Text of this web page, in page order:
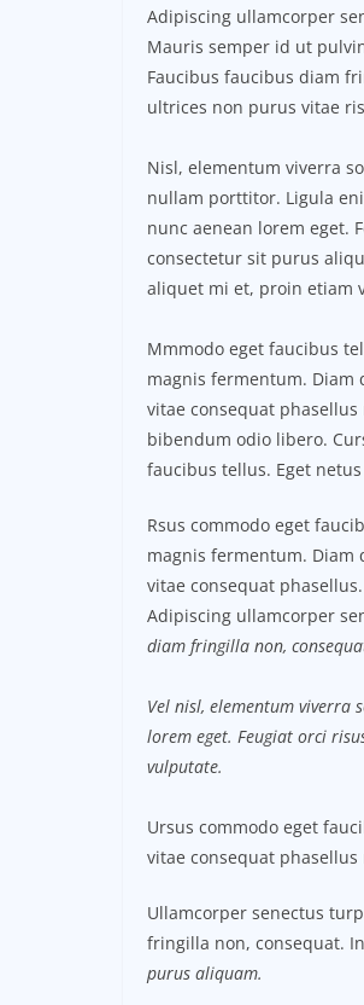
Adipiscing ullamcorper
Mauris semper id ut
Faucibus faucibus diam
ultrices non purus vitae
Nisl, elementum viverra
nullam porttitor. Ligula
nunc aenean lorem eget.
consectetur sit purus
aliquet mi et, proin etiam
Mmmodo eget faucibus
magnis fermentum. Diam
vitae consequat
bibendum odio libero.
faucibus tellus. Eget
Rsus commodo eget
magnis fermentum. Diam
vitae consequat phasellus.
Adipiscing ullamcorper
diam fringilla non,
Vel nisl, elementum viverra
lorem eget. Feugiat orci
vulputate.
Ursus commodo eget
vitae consequat
Ullamcorper senectus
fringilla non, consequat.
purus aliquam.